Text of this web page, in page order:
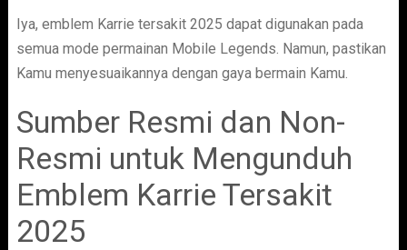
Iya, emblem Karrie tersakit 2025 dapat digunakan pada
semua mode permainan Mobile Legends. Namun, pastikan
Kamu menyesuaikannya dengan gaya bermain Kamu.
Sumber Resmi dan Non-
Resmi untuk Mengunduh
Emblem Karrie Tersakit
2025